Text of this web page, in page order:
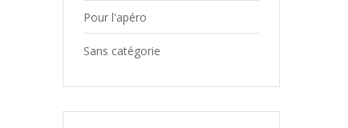
Pour l'apéro
Sans catégorie